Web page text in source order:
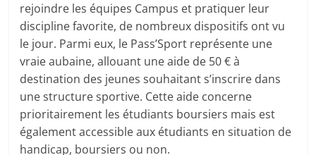
rejoindre les équipes Campus et pratiquer leur
discipline favorite, de nombreux dispositifs ont vu
le jour. Parmi eux, le Pass’Sport représente une
vraie aubaine, allouant une aide de 50 € à
destination des jeunes souhaitant s’inscrire dans
une structure sportive. Cette aide concerne
prioritairement les étudiants boursiers mais est
également accessible aux étudiants en situation de
handicap, boursiers ou non.